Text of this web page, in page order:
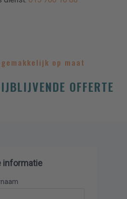
op maat
OFFERTE
informatie